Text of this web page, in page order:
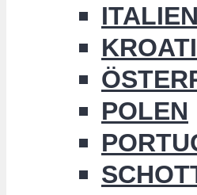
ITALIEN
POLEN